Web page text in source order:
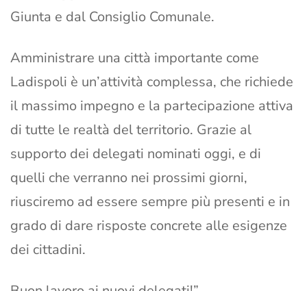
Giunta e dal Consiglio Comunale.
Amministrare una città importante come
Ladispoli è un’attività complessa, che richiede
il massimo impegno e la partecipazione attiva
di tutte le realtà del territorio. Grazie al
supporto dei delegati nominati oggi, e di
quelli che verranno nei prossimi giorni,
riusciremo ad essere sempre più presenti e in
grado di dare risposte concrete alle esigenze
dei cittadini.